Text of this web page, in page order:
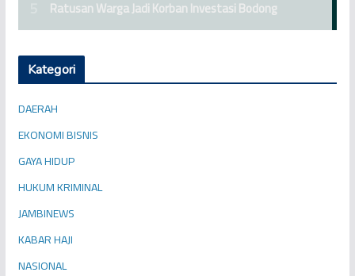
Kategori
DAERAH
EKONOMI BISNIS
GAYA HIDUP
HUKUM KRIMINAL
JAMBINEWS
KABAR HAJI
NASIONAL